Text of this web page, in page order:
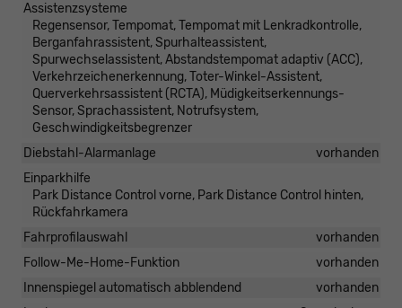
Assistenzsysteme
Regensensor, Tempomat, Tempomat mit Lenkradkontrolle,
Berganfahrassistent, Spurhalteassistent,
Spurwechselassistent, Abstandstempomat adaptiv (ACC),
Verkehrzeichenerkennung, Toter-Winkel-Assistent,
Querverkehrsassistent (RCTA), Müdigkeitserkennungs-
Sensor, Sprachassistent, Notrufsystem,
Geschwindigkeitsbegrenzer
Diebstahl-Alarmanlage
vorhanden
Einparkhilfe
Park Distance Control vorne, Park Distance Control hinten,
Rückfahrkamera
Fahrprofilauswahl
vorhanden
Follow-Me-Home-Funktion
vorhanden
Innenspiegel automatisch abblendend
vorhanden